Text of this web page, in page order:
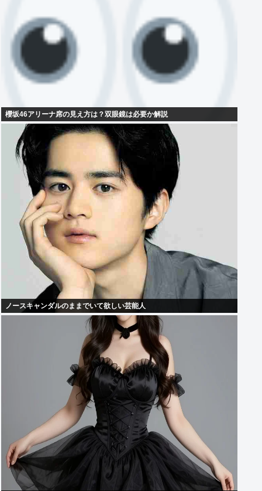
櫻坂46アリーナ席の見え方は？双眼鏡は必要か解説
ノースキャンダルのままでいて欲しい芸能人